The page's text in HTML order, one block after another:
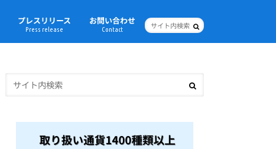
プレスリリース
Press release
お問い合わせ
Contact